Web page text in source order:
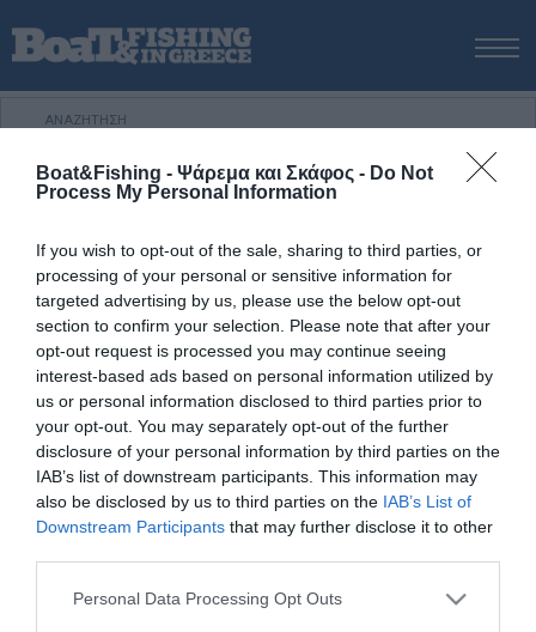
Boat&Fishing - Ψάρεμα και Σκάφος - Do Not
Process My Personal Information
If you wish to opt-out of the sale, sharing to third parties, or
processing of your personal or sensitive information for
targeted advertising by us, please use the below opt-out
section to confirm your selection. Please note that after your
opt-out request is processed you may continue seeing
interest-based ads based on personal information utilized by
us or personal information disclosed to third parties prior to
your opt-out. You may separately opt-out of the further
disclosure of your personal information by third parties on the
IAB’s list of downstream participants. This information may
also be disclosed by us to third parties on the IAB’s List of
Downstream Participants that may further disclose it to other
Personal Data Processing Opt Outs
ΑΡΧΙΚΗ
ΕΚΔΟΣΕΙΣ
ΨΑΡΕΜΑ ΑΠΟ ΣΚΑΦΟΣ
ΨΑΡΟΤΟΥΦΕΚΟ
ΣΚΑΦΟΣ
VIDEO
ΕΞΟΠΛΙΣΜΟΣ
Πολιτική Αποστολών / Επιστροφών
Τρόποι Πληρωμής
Όροι Χρήσης
ΑΡΧΙΚΗ/ΕΞΟΠΛΙΣΜΟΣ/Καλαμαριέρες NIGARI της GRAUVELL
Καλαμαριέρες NIGARI της GRAUVELL
Σειρά από καλαμαριέρες με χαρακτηριστικό γνώρισμα τα
μεγάλα τους μάτια. Είναι εξοπλισμένες με διπλή σειρά
ακίδων, έχουν μήκος 6,5 εκατοστά, προσφέρονται σε
ποικίλους χρωματισμούς, και αν τις εμπιστευτούμε όταν
τα καλαμάρια είναι ιδιαίτερα δύστροπα και ανόρεκτα,
μπορούν σίγουρα να κάνουν τη διαφορά στις εξορμήσεις
μας.